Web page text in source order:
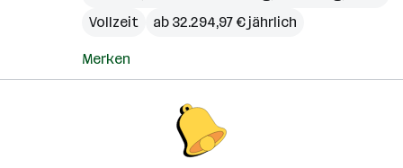
Vollzeit
ab 32.294,97 € jährlich
Merken